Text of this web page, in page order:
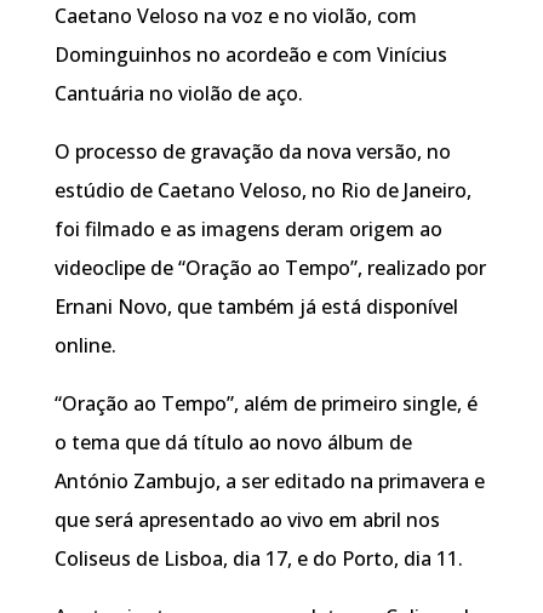
Caetano Veloso na voz e no violão, com
Dominguinhos no acordeão e com Vinícius
Cantuária no violão de aço.
O processo de gravação da nova versão, no
estúdio de Caetano Veloso, no Rio de Janeiro,
foi filmado e as imagens deram origem ao
videoclipe de “Oração ao Tempo”, realizado por
Ernani Novo, que também já está disponível
online.
“Oração ao Tempo”, além de primeiro single, é
o tema que dá título ao novo álbum de
António Zambujo, a ser editado na primavera e
que será apresentado ao vivo em abril nos
Coliseus de Lisboa, dia 17, e do Porto, dia 11.